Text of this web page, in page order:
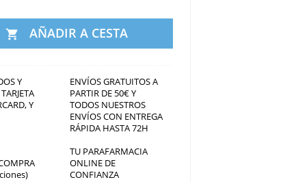
 AÑADIR A CESTA
Y
Y
ENVÍOS GRATUITOS A
PARTIR DE 50€ Y
TODOS NUESTROS
ENVÍOS CON ENTREGA
RÁPIDA HASTA 72H
TU PARAFARMACIA
ONLINE DE
CONFIANZA